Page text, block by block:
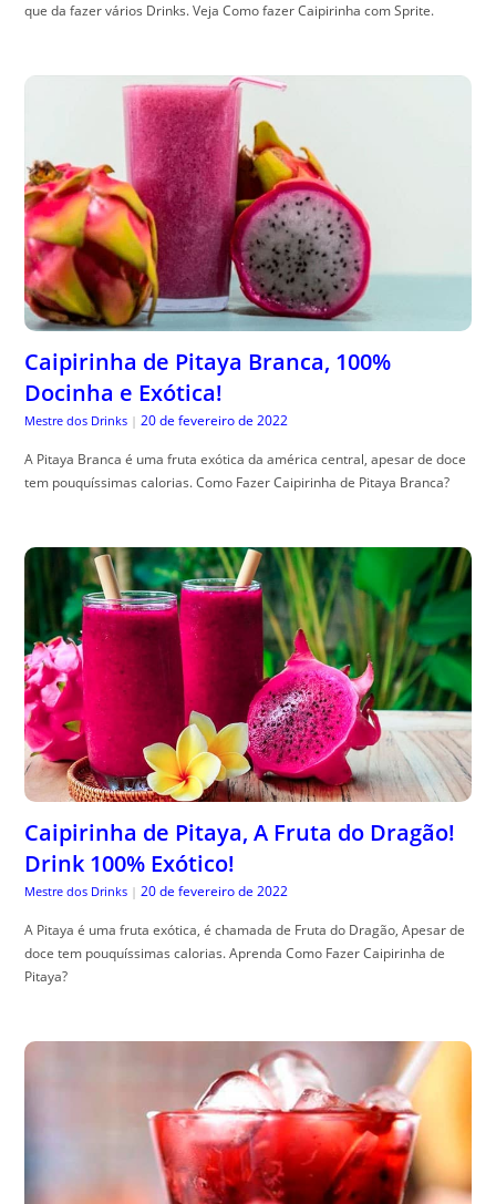
que da fazer vários Drinks. Veja Como fazer Caipirinha com Sprite.
Caipirinha de Pitaya Branca, 100%
Docinha e Exótica!
Mestre dos Drinks | 20 de fevereiro de 2022
A Pitaya Branca é uma fruta exótica da américa central, apesar de doce
tem pouquíssimas calorias. Como Fazer Caipirinha de Pitaya Branca?
Caipirinha de Pitaya, A Fruta do Dragão!
Drink 100% Exótico!
Mestre dos Drinks | 20 de fevereiro de 2022
A Pitaya é uma fruta exótica, é chamada de Fruta do Dragão, Apesar de
doce tem pouquíssimas calorias. Aprenda Como Fazer Caipirinha de
Pitaya?